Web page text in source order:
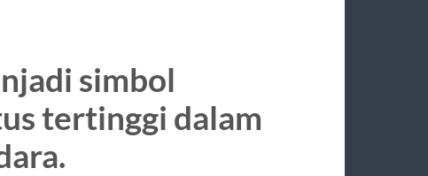
simbol
tertinggi dalam